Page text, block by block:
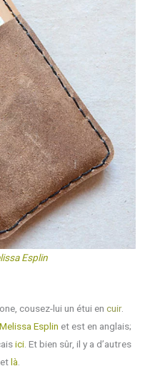
Esplin
cousez-lui un étui en cuir.
Melissa Esplin et est en anglais;
ici. Et bien sûr, il y a d’autres
etlà.